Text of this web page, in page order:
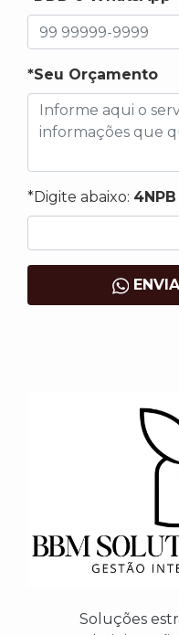
*Seu Orçamento
*Digite abaixo: 4NPB
Soluções